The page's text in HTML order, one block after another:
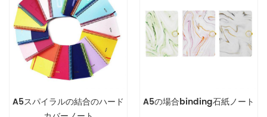
A5スパイラルの結合のハード
A5の場合binding石紙ノート